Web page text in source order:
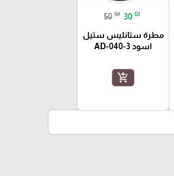
50 ₪ 30 ₪
مطرة ستانليس ستيل
اسود AD-040-3
add_shopping_cart